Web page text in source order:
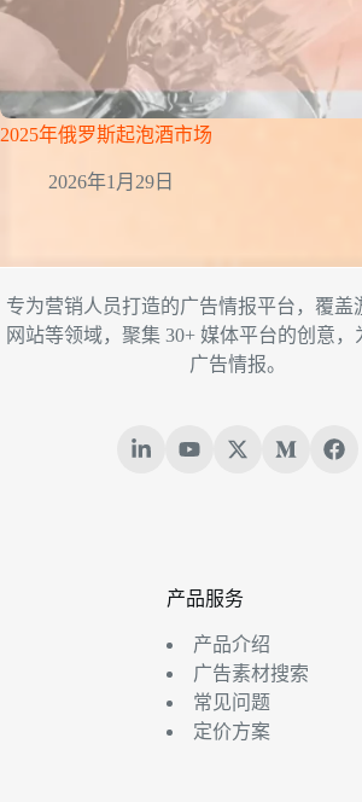
2025年俄罗斯起泡酒市场
2026年1月29日
专为营销人员打造的广告情报平台，覆盖
网站等领域，聚集 30+ 媒体平台的创意，
广告情报。
产品服务
产品介绍
广告素材搜索
常见问题
定价方案